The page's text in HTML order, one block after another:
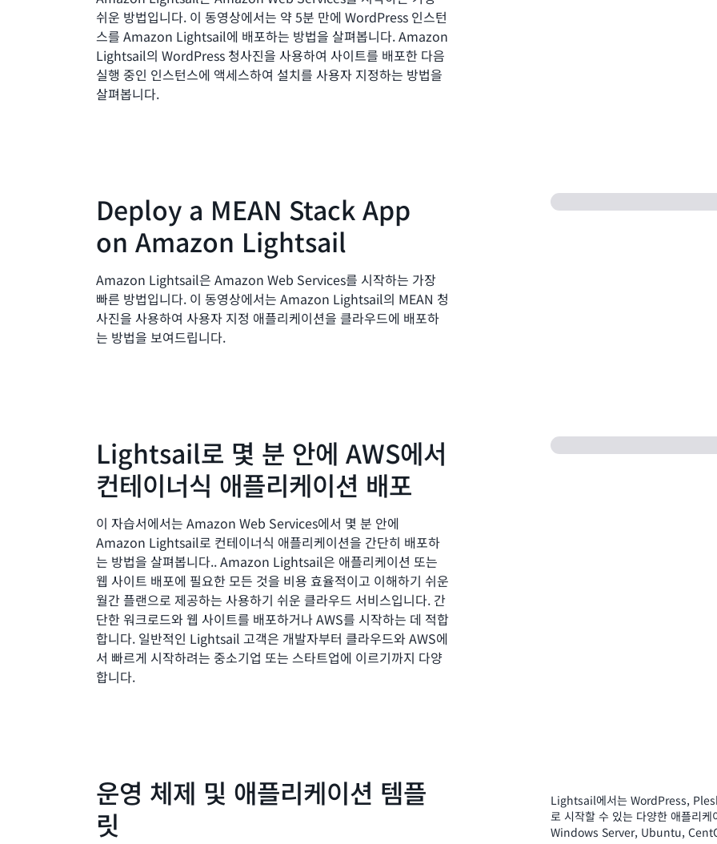
자세히 알아보기
쉬운 방법입니다. 이 동영상에서는 약 5분 만에 WordPress 인스턴
스를 Amazon Lightsail에 배포하는 방법을 살펴봅니다. Amazon
Lightsail의 WordPress 청사진을 사용하여 사이트를 배포한 다음
실행 중인 인스턴스에 액세스하여 설치를 사용자 지정하는 방법을
살펴봅니다.
Deploy a MEAN Stack App
on Amazon Lightsail
Amazon Lightsail은 Amazon Web Services를 시작하는 가장
빠른 방법입니다. 이 동영상에서는 Amazon Lightsail의 MEAN 청
사진을 사용하여 사용자 지정 애플리케이션을 클라우드에 배포하
는 방법을 보여드립니다.
Lightsail로 몇 분 안에 AWS에서
컨테이너식 애플리케이션 배포
이 자습서에서는 Amazon Web Services에서 몇 분 안에
Amazon Lightsail로 컨테이너식 애플리케이션을 간단히 배포하
는 방법을 살펴봅니다.. Amazon Lightsail은 애플리케이션 또는
웹 사이트 배포에 필요한 모든 것을 비용 효율적이고 이해하기 쉬운
월간 플랜으로 제공하는 사용하기 쉬운 클라우드 서비스입니다. 간
단한 워크로드와 웹 사이트를 배포하거나 AWS를 시작하는 데 적합
합니다. 일반적인 Lightsail 고객은 개발자부터 클라우드와 AWS에
서 빠르게 시작하려는 중소기업 또는 스타트업에 이르기까지 다양
합니다.
운영 체제 및 애플리케이션 템플
릿
Lightsail에서는 WordPress,
로 시작할 수 있는 다양한 애플리
Windows Server, Ubuntu,